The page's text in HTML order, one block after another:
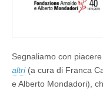
Segnaliamo con
altri(a cura di Franca
e Alberto Mondadori),